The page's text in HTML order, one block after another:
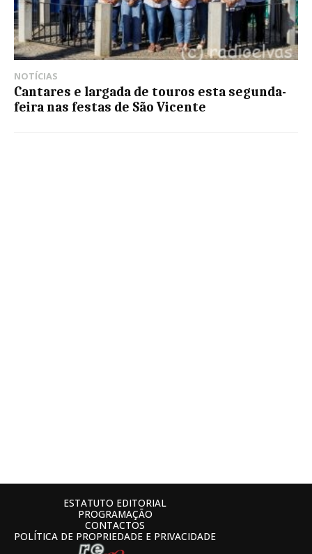
NOTÍCIAS
Cantares e largada de touros esta segunda-
feira nas festas de São Vicente
ESTATUTO EDITORIAL
PROGRAMAÇÃO
CONTACTOS
POLÍTICA DE PROPRIEDADE E PRIVACIDADE